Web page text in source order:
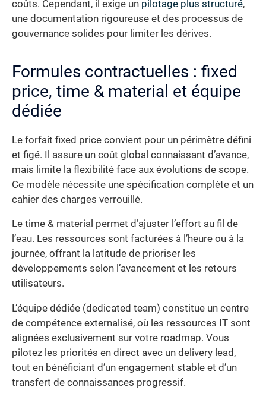
coûts. Cependant, il exige un pilotage plus structuré,
une documentation rigoureuse et des processus de
gouvernance solides pour limiter les dérives.
Formules contractuelles : fixed
price, time & material et équipe
dédiée
Le forfait fixed price convient pour un périmètre défini
et figé. Il assure un coût global connaissant d’avance,
mais limite la flexibilité face aux évolutions de scope.
Ce modèle nécessite une spécification complète et un
cahier des charges verrouillé.
Le time & material permet d’ajuster l’effort au fil de
l’eau. Les ressources sont facturées à l’heure ou à la
journée, offrant la latitude de prioriser les
développements selon l’avancement et les retours
utilisateurs.
L’équipe dédiée (dedicated team) constitue un centre
de compétence externalisé, où les ressources IT sont
alignées exclusivement sur votre roadmap. Vous
pilotez les priorités en direct avec un delivery lead,
tout en bénéficiant d’un engagement stable et d’un
transfert de connaissances progressif.